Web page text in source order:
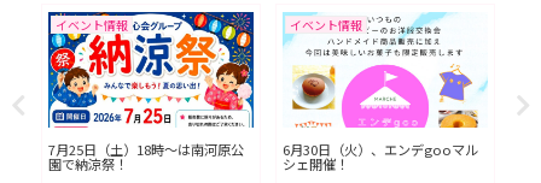
イベント情報
7月25日（土）18時〜は南河原公
園で納涼祭！
イベント情報
6月30日（火）、エンデgooマル
シェ開催！